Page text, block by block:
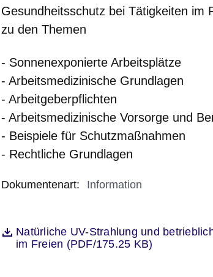
Gesundheitsschutz bei Tätigkeiten im
zu den Themen
- Sonnenexponierte Arbeitsplätze
- Arbeitsmedizinische Grundlagen
- Arbeitgeberpflichten
- Arbeitsmedizinische Vorsorge und
- Beispiele für Schutzmaßnahmen
- Rechtliche Grundlagen
Dokumentenart: Information
DateiNatürliche UV-Strahlung und
im Freien (PDF/175.25 KB)
Öffnet sich in einem neuen Fenster